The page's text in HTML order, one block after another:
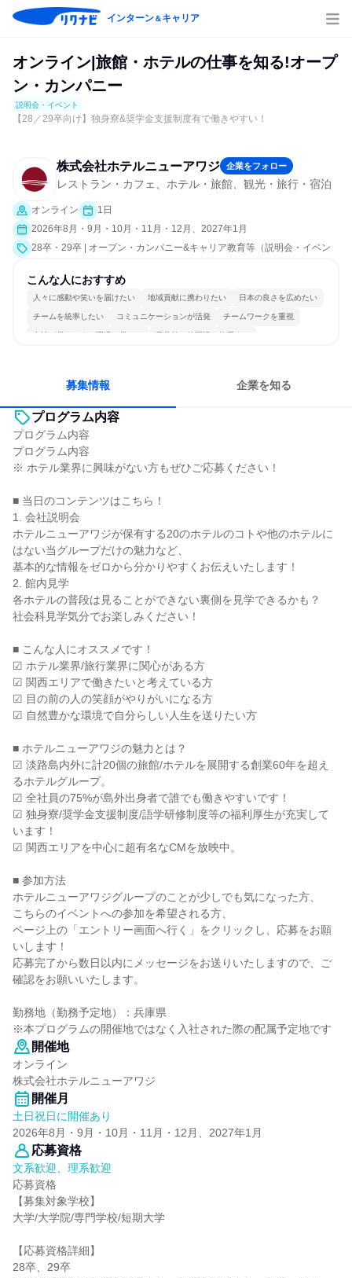
インターン＆キャリア
オンライン|旅館・ホテルの仕事を知る!オープ
ン・カンパニー
説明会・イベント
【28／29卒向け】独身寮&奨学金支援制度有で働きやすい！
株式会社ホテルニューアワジ 企業をフォロー
レストラン・カフェ、ホテル・旅館、観光・旅行・宿泊
オンライン
1日
2026年8月・9月・10月・11月・12月、2027年1月
28卒・29卒 | オープン・カンパニー&キャリア教育等（説明会・イベン
こんな人におすすめ
人々に感動や笑いを届けたい 地域貢献に携わりたい 日本の良さを広めたい
チームを統率したい コミュニケーションが活発 チームワークを重視
女性が働きやすい環境で働ける 日常的に外国語を使用する
募集情報 企業を知る
プログラム内容
プログラム内容
プログラム内容
※ ホテル業界に興味がない方もぜひご応募ください！
■ 当日のコンテンツはこちら！
1. 会社説明会
ホテルニューアワジが保有する20のホテルのコトや他のホテルに
はない当グループだけの魅力など、
基本的な情報をゼロから分かりやすくお伝えいたします！
2. 館内見学
各ホテルの普段は見ることができない裏側を見学できるかも？
社会科見学気分でお楽しみください！
■ こんな人にオススメです！
☑ ホテル業界/旅行業界に関心がある方
☑ 関西エリアで働きたいと考えている方
☑ 目の前の人の笑顔がやりがいになる方
☑ 自然豊かな環境で自分らしい人生を送りたい方
■ ホテルニューアワジの魅力とは？
☑ 淡路島内外に計20個の旅館/ホテルを展開する創業60年を超え
るホテルグループ。
☑ 全社員の75%が島外出身者で誰でも働きやすいです！
☑ 独身寮/奨学金支援制度/語学研修制度等の福利厚生が充実して
います！
☑ 関西エリアを中心に超有名なCMを放映中。
■ 参加方法
ホテルニューアワジグループのことが少しでも気になった方、
こちらのイベントへの参加を希望される方、
ページ上の「エントリー画面へ行く」をクリックし、応募をお願
いします！
応募完了から数日以内にメッセージをお送りいたしますので、ご
確認をお願いいたします。
勤務地（勤務予定地）：兵庫県
※本プログラムの開催地ではなく入社された際の配属予定地です
開催地
オンライン
株式会社ホテルニューアワジ
開催月
土日祝日に開催あり
2026年8月・9月・10月・11月・12月、2027年1月
応募資格
文系歓迎、理系歓迎
応募資格
【募集対象学校】
大学/大学院/専門学校/短期大学
【応募資格詳細】
28卒、29卒